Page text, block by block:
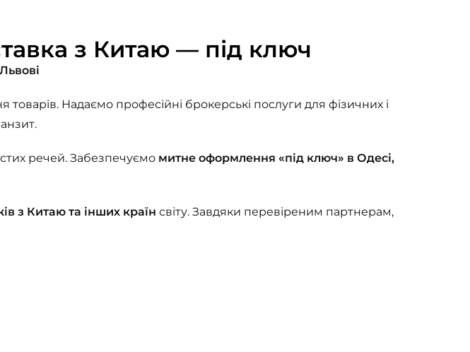
з Китаю — під ключ
Надаємо професійні брокерські послуги для фізичних і
речей. Забезпечуємо митне оформлення «під ключ» в Одесі,
з Китаю та інших країн світу. Завдяки перевіреним партнерам,